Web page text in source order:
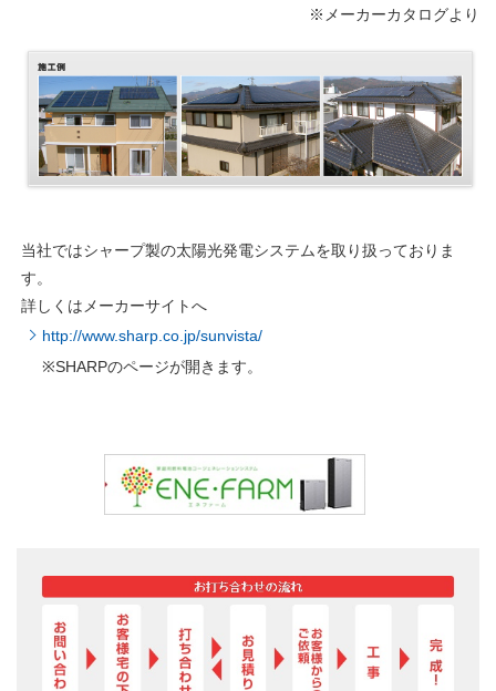
※メーカーカタログより
当社ではシャープ製の太陽光発電システムを取り扱っておりま
す。
詳しくはメーカーサイトへ
http://www.sharp.co.jp/sunvista/
※SHARPのページが開きます。